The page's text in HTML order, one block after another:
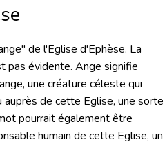
de l'Eglise d'Ephèse. La
pas évidente. Ange signifie
une créature céleste qui
de cette Eglise, une sorte
pourrait également être
humain de cette Eglise, un